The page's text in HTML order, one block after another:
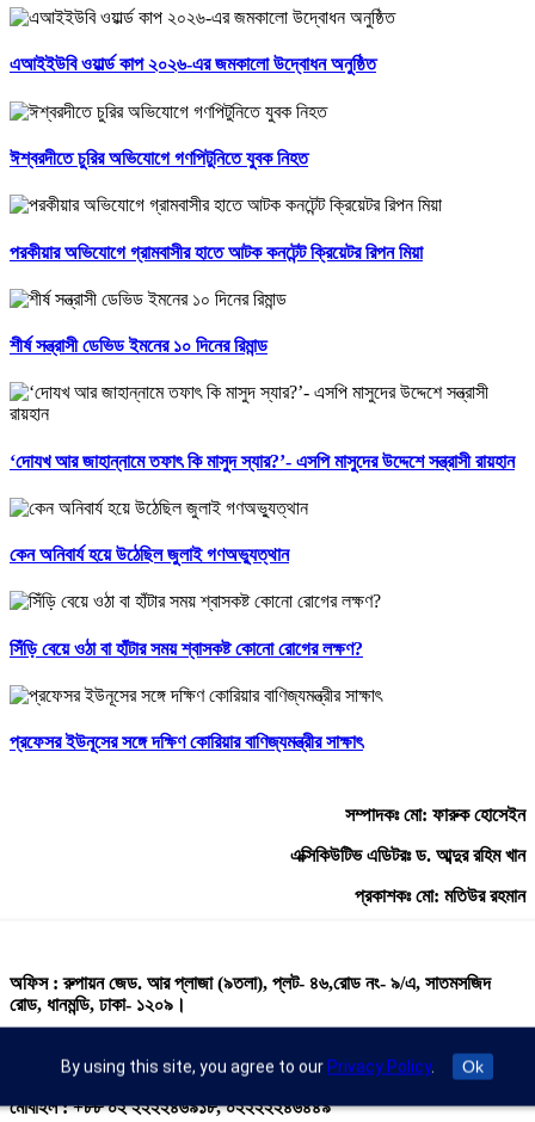
এআইইউবি ওয়ার্ল্ড কাপ ২০২৬-এর জমকালো উদ্বোধন অনুষ্ঠিত
ঈশ্বরদীতে চুরির অভিযোগে গণপিটুনিতে যুবক নিহত
পরকীয়ার অভিযোগে গ্রামবাসীর হাতে আটক কনটেন্ট ক্রিয়েটর রিপন মিয়া
শীর্ষ সন্ত্রাসী ডেভিড ইমনের ১০ দিনের রিমান্ড
‘দোযখ আর জাহান্নামে তফাৎ কি মাসুদ স্যার?’- এসপি মাসুদের উদ্দেশে সন্ত্রাসী রায়হান
কেন অনিবার্য হয়ে উঠেছিল জুলাই গণঅভ্যুত্থান
সিঁড়ি বেয়ে ওঠা বা হাঁটার সময় শ্বাসকষ্ট কোনো রোগের লক্ষণ?
প্রফেসর ইউনূসের সঙ্গে দক্ষিণ কোরিয়ার বাণিজ্যমন্ত্রীর সাক্ষাৎ
সম্পাদকঃ মো: ফারুক হোসেইন
এক্সিকিউটিভ এডিটরঃ ড. আব্দুর রহিম খান
প্রকাশকঃ মো: মতিউর রহমান
অফিস : রুপায়ন জেড. আর প্লাজা (৯তলা), প্লট- ৪৬,রোড নং- ৯/এ, সাতমসজিদ
রোড, ধানমন্ডি, ঢাকা- ১২০৯।
banglanewsnetwork@gmail.com
মোবাইল : +৮৮ ০২ ২২২২৪৬৯১৮, ০২২২২২৪৬৪৪৯
By using this site, you agree to our Privacy Policy. Ok